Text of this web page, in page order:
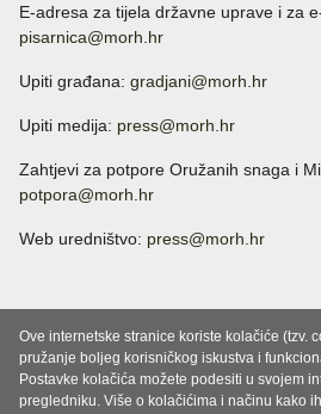
E-adresa za tijela državne uprave i za
pisarnica@morh.hr
Upiti građana: gradjani@morh.hr
Upiti medija: press@morh.hr
Zahtjevi za potpore Oružanih snaga i
potpora@morh.hr
Web uredništvo: press@morh.hr
Ove internetske stranice koriste kolačiće (tzv.
pružanje boljeg korisničkog iskustva i
Postavke kolačića možete podesiti u svojem
pregledniku. Više o kolačićima i načinu kako